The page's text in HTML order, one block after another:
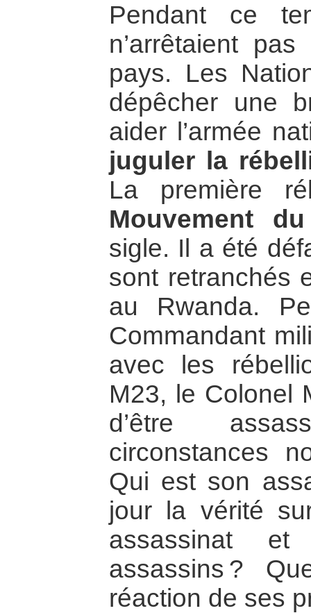
Pendant ce
n’arrêtaient
pays. Les
dépêcher une
aider l’armée
juguler la
La première
Mouvement
sigle. Il a été
sont retranchés
au Rwanda.
Commandant
avec les
M23, le Colonel
d’être
circonstances
Qui est son
jour la vérité
assassinat
assassins ?
réaction de ses